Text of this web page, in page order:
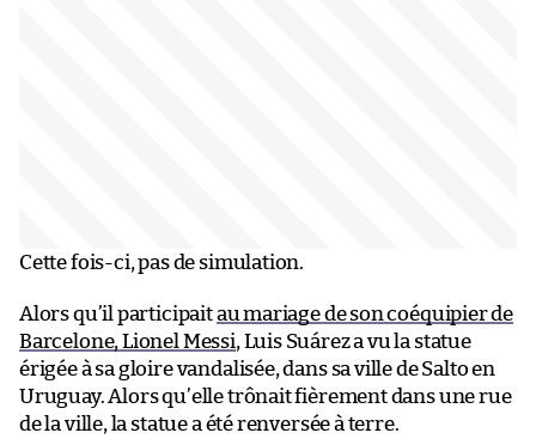
Cette fois-ci, pas de simulation.
Alors qu’il participaitau mariage de son coéquipier de
Barcelone, Lionel Messi, Luis Suárez a vu la statue
érigée à sa gloire vandalisée, dans sa ville de Salto en
Uruguay. Alors qu’elle trônait fièrement dans une rue
de la ville, la statue a été renversée à terre.